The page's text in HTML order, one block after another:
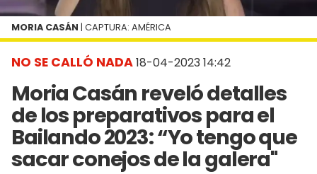
NO SE CALLÓ NADA18-04-2023 14:42
Moria Casán reveló detalles
de los preparativos para el
Bailando 2023: “Yo tengo que
sacar conejos de la galera"
MORIA CASÁN | CAPTURA: AMÉRICA